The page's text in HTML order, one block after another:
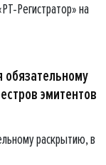
Регистратор» на
эмитентов
раскрытию, в